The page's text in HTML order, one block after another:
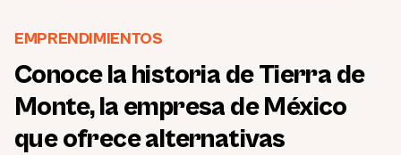
EMPRENDIMIENTOS
Conoce la historia de Tierra de
Monte, la empresa de México
que ofrece alternativas